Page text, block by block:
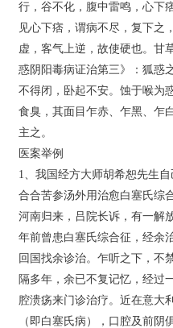
行，谷不化，腹中雷鸣，心下
见心下痞，谓病不尽，复下之
虚，客气上逆，故使硬也。甘
惑阴阳毒病证治第三》：狐惑
不得闭，卧起不安。蚀于喉为
食臭，其面目乍赤、乍黑、乍
主之。
医案举例
1、我国经方大师胡希恕先生
合合苦参汤外用治愈白塞氏综
河南归来，吕院长诉，有一解
年前曾患白塞氏综合征，经余
回国找余诊治。乍听之下，不
隔多年，余已不复记忆，经过
腔溃疡来门诊治疗。近在意大
（即白塞氏病），口腔及前阴